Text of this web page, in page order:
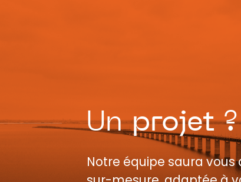
Unprojet?
Notre équipe saura